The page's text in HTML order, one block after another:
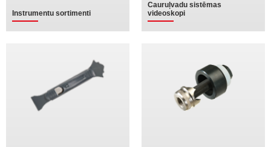
Instrumentu sortimenti
Cauruļvadu sistēmas
videoskopi